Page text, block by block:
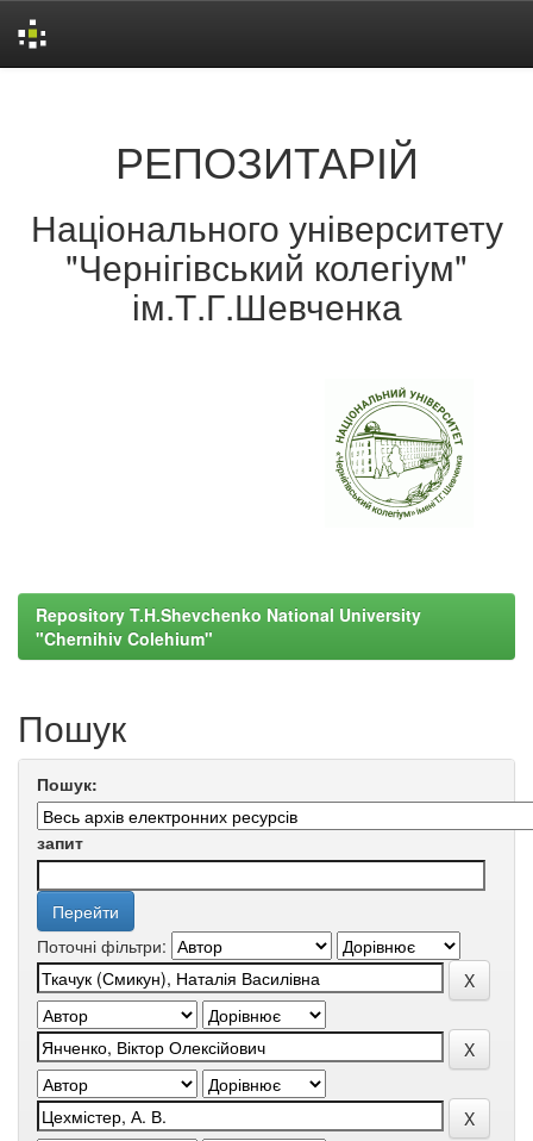
РЕПОЗИТАРІЙ
Національного університету
"Чернігівський колегіум"
ім.Т.Г.Шевченка
Repository T.H.Shevchenko National University
"Chernihiv Colehium"
Пошук
Пошук:
запит
Поточні фільтри: